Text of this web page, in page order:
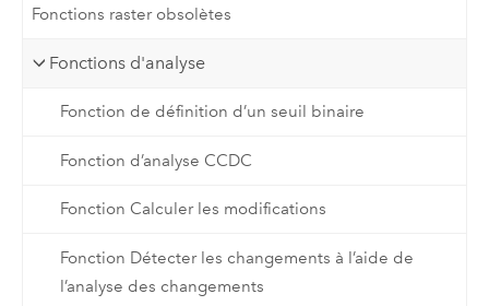
Fonctions raster obsolètes
Fonctions d'analyse
Fonction de définition d’un seuil binaire
Fonction d’analyse CCDC
Fonction Calculer les modifications
Fonction Détecter les changements à l’aide de
l’analyse des changements